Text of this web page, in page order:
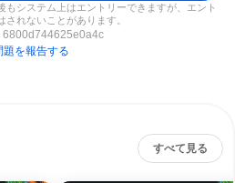
もシステム上はエントリーできますが、エント
されないことがあります。
6800d744625e0a4c
題を報告する
すべて見る